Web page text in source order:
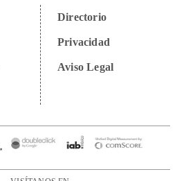
Directorio
Privacidad
Aviso Legal